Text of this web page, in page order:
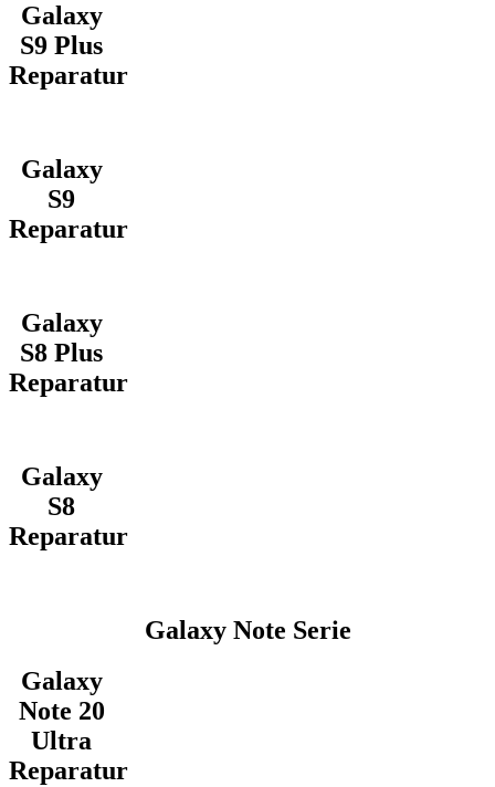
Galaxy
S9 Plus
Reparatur
Galaxy
S9
Reparatur
Galaxy
S8 Plus
Reparatur
Galaxy
S8
Reparatur
Galaxy Note Serie
Galaxy
Note 20
Ultra
Reparatur